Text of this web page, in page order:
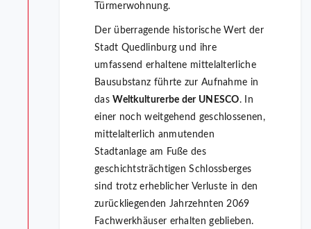
Türmerwohnung.
Der überragende historische Wert der
Stadt Quedlinburg und ihre
umfassend erhaltene mittelalterliche
Bausubstanz führte zur Aufnahme in
dasWeltkulturerbe der UNESCO. In
einer noch weitgehend geschlossenen,
mittelalterlich anmutenden
Stadtanlage am Fuße des
geschichtsträchtigen Schlossberges
sind trotz erheblicher Verluste in den
zurückliegenden Jahrzehnten 2069
Fachwerkhäuser erhalten geblieben.